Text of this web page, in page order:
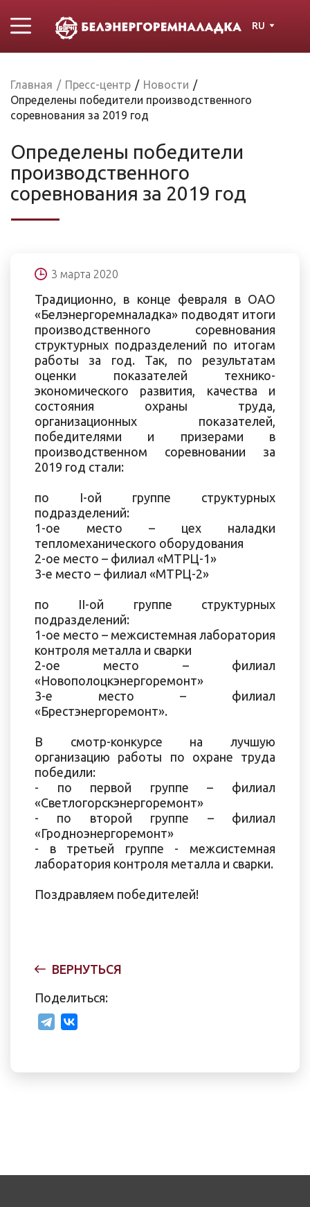
RU
Главная / Пресс-центр / Новости /
Определены победители производственного
соревнования за 2019 год
Определены победители
производственного
соревнования за 2019 год
3 марта 2020
Традиционно, в конце февраля в ОАО
«Белэнергоремналадка» подводят итоги
производственного соревнования
структурных подразделений по итогам
работы за год. Так, по результатам
оценки показателей технико-
экономического развития, качества и
состояния охраны труда,
организационных показателей,
победителями и призерами в
производственном соревновании за
2019 год стали:
по I-ой группе структурных
подразделений:
1-ое место – цех наладки
тепломеханического оборудования
2-ое место – филиал «МТРЦ-1»
3-е место – филиал «МТРЦ-2»
по II-ой группе структурных
подразделений:
1-ое место – межсистемная лаборатория
контроля металла и сварки
2-ое место – филиал
«Новополоцкэнергоремонт»
3-е место – филиал
«Брестэнергоремонт».
В смотр-конкурсе на лучшую
организацию работы по охране труда
победили:
- по первой группе – филиал
«Светлогорскэнергоремонт»
- по второй группе – филиал
«Гродноэнергоремонт»
- в третьей группе - межсистемная
лаборатория контроля металла и сварки.
Поздравляем победителей!
ВЕРНУТЬСЯ
Поделиться: